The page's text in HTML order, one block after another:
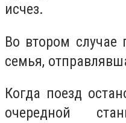
исчез.
Во втором случае
семья,
Когда поезд
очередной